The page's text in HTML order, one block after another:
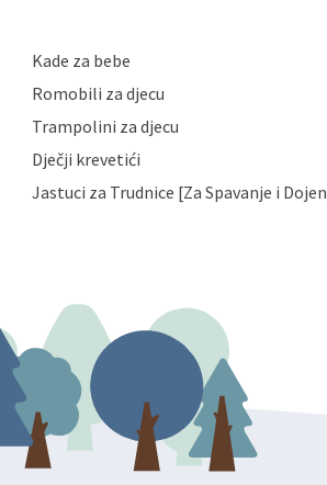
Kade za bebe
Romobili za djecu
Trampolini za djecu
Dječji krevetići
Jastuci za Trudnice [Za Spavanje i